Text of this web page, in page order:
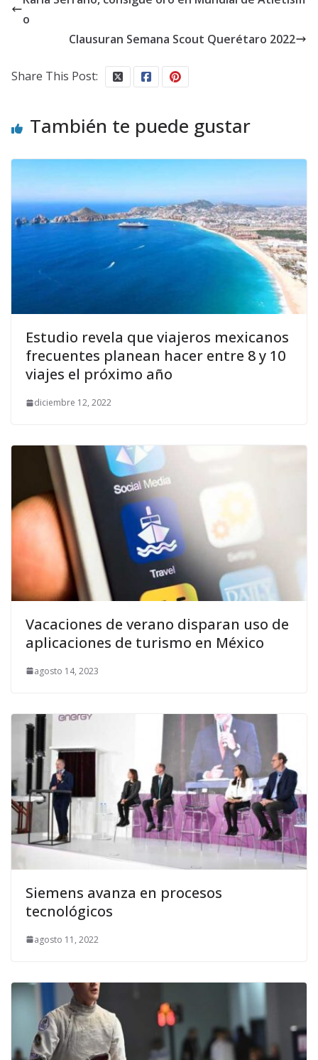
o
Clausuran Semana Scout Querétaro 2022
Share This Post:
También te puede gustar
Estudio revela que viajeros mexicanos
frecuentes planean hacer entre 8 y 10
viajes el próximo año
diciembre 12, 2022
Vacaciones de verano disparan uso de
aplicaciones de turismo en México
agosto 14, 2023
Siemens avanza en procesos
tecnológicos
agosto 11, 2022